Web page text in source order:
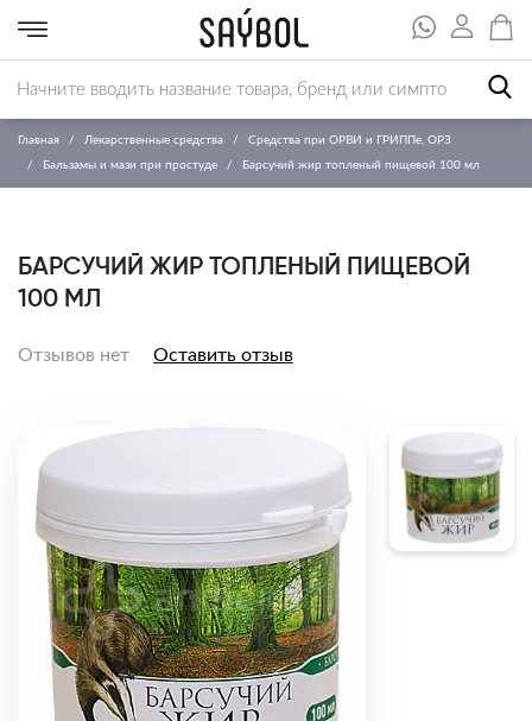
Главная Лекарственные средства Средства при ОРВИ и ГРИППе, ОРЗ
Бальзамы и мази при простуде Барсучий жир топленый пищевой 100 мл
БАРСУЧИЙ ЖИР ТОПЛЕНЫЙ ПИЩЕВОЙ
100 МЛ
Отзывов нет Оставить отзыв